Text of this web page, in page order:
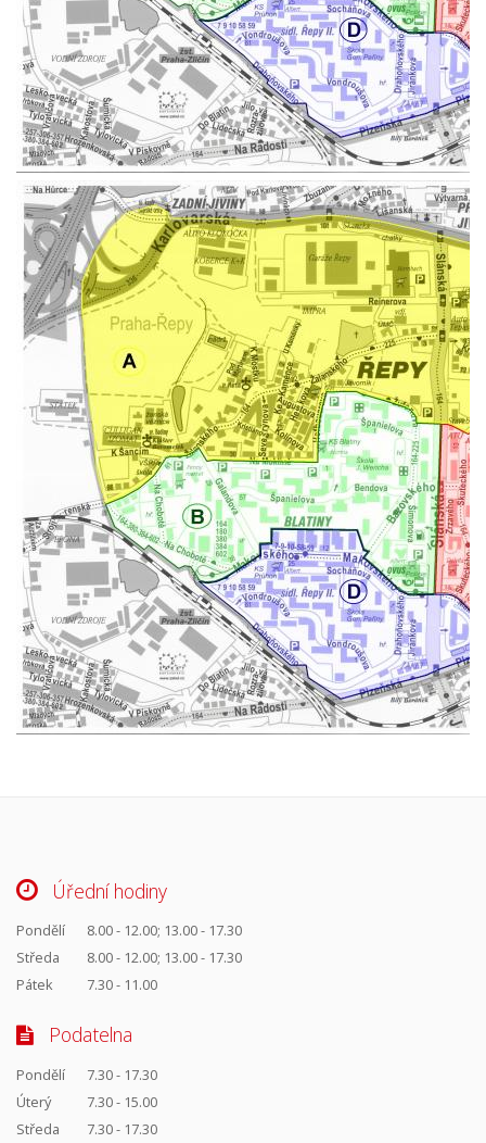
Úřední hodiny
Pondělí
8.00 - 12.00; 13.00 - 17.30
Středa
8.00 - 12.00; 13.00 - 17.30
Pátek
7.30 - 11.00
Podatelna
Pondělí
7.30 - 17.30
Úterý
7.30 - 15.00
Středa
7.30 - 17.30